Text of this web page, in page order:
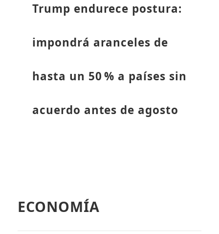
Trump endurece postura:
impondrá aranceles de
hasta un 50 % a países sin
acuerdo antes de agosto
ECONOMÍA